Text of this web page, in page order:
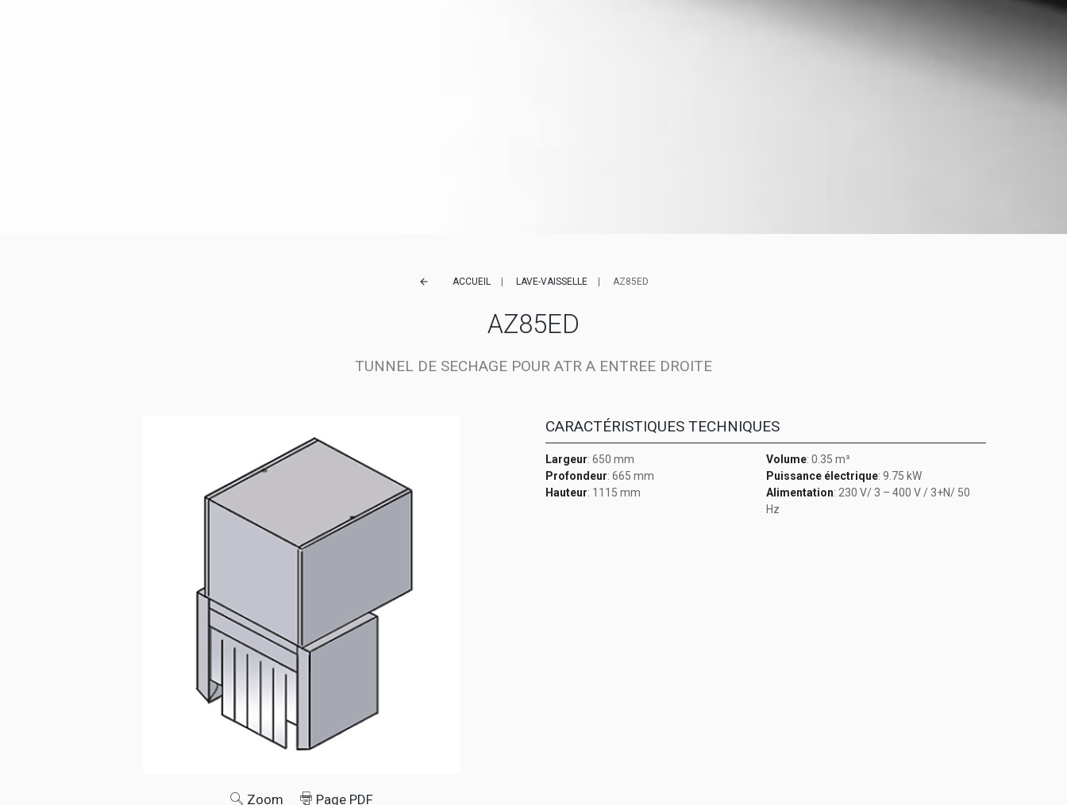
arrow_back ACCUEIL LAVE-VAISSELLE AZ85ED
AZ85ED
TUNNEL DE SECHAGE POUR ATR A ENTREE DROITE
Zoom Page PDF
CARACTÉRISTIQUES TECHNIQUES
Largeur: 650 mm
Profondeur: 665 mm
Hauteur: 1115 mm
Volume: 0.35 m³
Puissance électrique: 9.75 kW
Alimentation: 230 V/ 3 – 400 V / 3+N/ 50
Hz